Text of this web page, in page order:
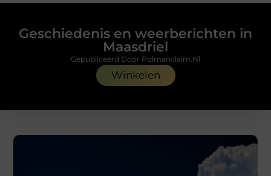
Geschiedenis en weerberichten in
Maasdriel
Winkelen
Gepubliceerd Door Polmanclaim.nl